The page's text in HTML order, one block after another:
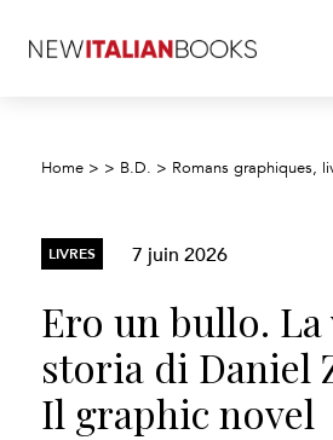
Home > > B.D. > Romans graphiques, livres de
LIVRES 7 juin 2026
Ero un bullo. La
storia di Daniel
Il graphic novel